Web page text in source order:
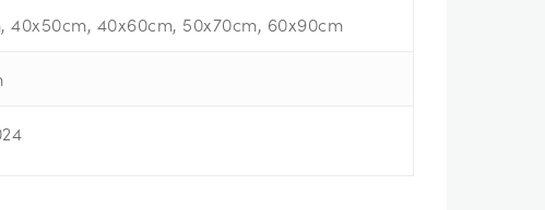
40x50cm, 40x60cm, 50x70cm, 60x90cm